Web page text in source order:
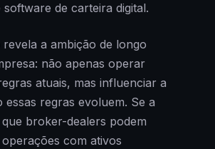
de carteira digital.
revela a ambição de longo
não apenas operar
atuais, mas influenciar a
regras evoluem. Se a
que broker-dealers podem
com ativos